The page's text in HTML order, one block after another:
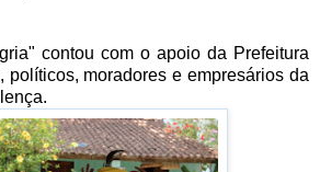
contou com o apoio da Prefeitura
políticos, moradores e empresários da